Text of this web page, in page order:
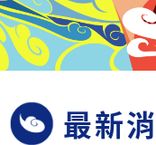
最新